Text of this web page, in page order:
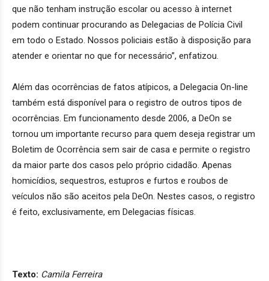
que não tenham instrução escolar ou acesso à internet
podem continuar procurando as Delegacias de Polícia Civil
em todo o Estado. Nossos policiais estão à disposição para
atender e orientar no que for necessário”, enfatizou.
Além das ocorrências de fatos atípicos, a Delegacia On-line
também está disponível para o registro de outros tipos de
ocorrências. Em funcionamento desde 2006, a DeOn se
tornou um importante recurso para quem deseja registrar um
Boletim de Ocorrência sem sair de casa e permite o registro
da maior parte dos casos pelo próprio cidadão. Apenas
homicídios, sequestros, estupros e furtos e roubos de
veículos não são aceitos pela DeOn. Nestes casos, o registro
é feito, exclusivamente, em Delegacias físicas.
Texto: Camila Ferreira